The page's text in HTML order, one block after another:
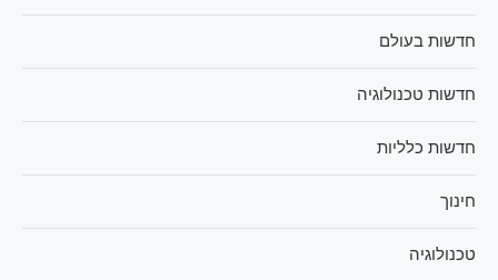
חדשות בעולם
חדשות טכנולוגיה
חדשות כלליות
חינוך
טכנולוגיה